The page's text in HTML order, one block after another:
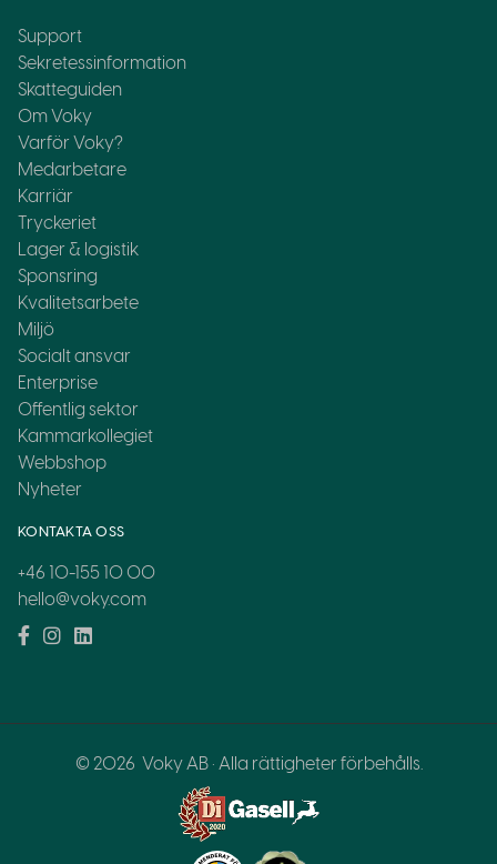
Support
Sekretessinformation
Skatteguiden
Om Voky
Varför Voky?
Medarbetare
Karriär
Tryckeriet
Lager & logistik
Sponsring
Kvalitetsarbete
Miljö
Socialt ansvar
Enterprise
Offentlig sektor
Kammarkollegiet
Webbshop
Nyheter
KONTAKTA OSS
+46 10-155 10 00
hello@voky.com
© 2026 Voky AB · Alla rättigheter förbehålls.